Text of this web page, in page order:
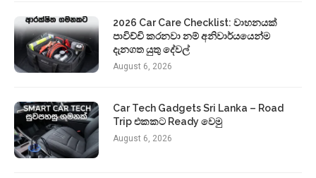
2026 Car Care Checklist: වාහනයක්
පාවිච්චි කරනවා නම් අනිවාර්යයෙන්ම
දැනගත යුතු දේවල්
August 6, 2026
Car Tech Gadgets Sri Lanka – Road
Trip එකකට Ready වෙමු
August 6, 2026